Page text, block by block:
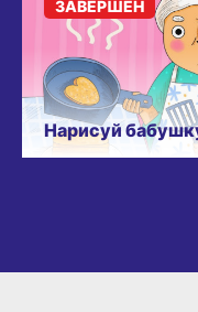
Нарисуй
ЗАВЕРШЁН